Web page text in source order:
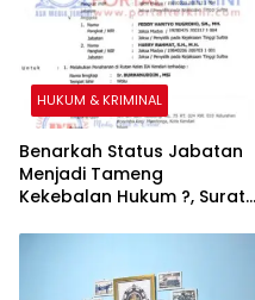
HUKUM & KRIMINAL
Benarkah Status Jabatan
Menjadi Tameng
Kekebalan Hukum ?, Surat
Sultra Terhadap Bupati
Dipertanyakan